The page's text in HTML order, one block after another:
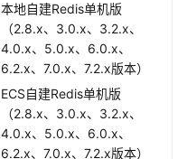
本地自建Redis单机版
（2.8.x、3.0.x、3.2.x、
4.0.x、5.0.x、6.0.x、
6.2.x、7.0.x、7.2.x版本）
ECS自建Redis单机版
（2.8.x、3.0.x、3.2.x、
4.0.x、5.0.x、6.0.x、
6.2.x、7.0.x、7.2.x版本）